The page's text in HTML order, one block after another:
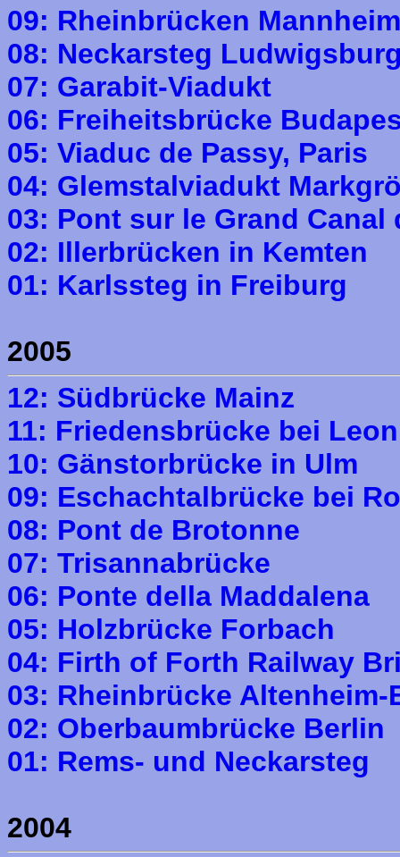
09: Rheinbrücken Mannheim
08: Neckarsteg
07: Garabit-Viadukt
06: Freiheitsbrücke
05: Viaduc de Passy, Paris
04: Glemstalviadukt
03: Pont sur le Grand Canal
02: Illerbrücken in Kemten
01: Karlssteg in Freiburg
2005
12: Südbrücke Mainz
11: Friedensbrücke bei
10: Gänstorbrücke in Ulm
09: Eschachtalbrücke bei
08: Pont de Brotonne
07: Trisannabrücke
06: Ponte della Maddalena
05: Holzbrücke Forbach
04: Firth of Forth Railway
03: Rheinbrücke Altenheim-
02: Oberbaumbrücke Berlin
01: Rems- und Neckarsteg
2004